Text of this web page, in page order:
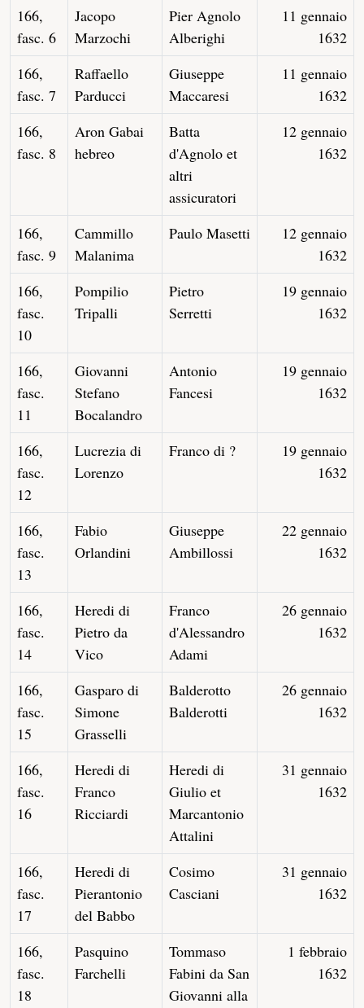
166,
fasc. 6
Jacopo
Marzochi
Pier Agnolo
Alberighi
11 gennaio
1632
166,
fasc. 7
Raffaello
Parducci
Giuseppe
Maccaresi
11 gennaio
1632
166,
fasc. 8
Aron Gabai
hebreo
Batta
d'Agnolo et
altri
assicuratori
12 gennaio
1632
166,
fasc. 9
Cammillo
Malanima
Paulo Masetti
12 gennaio
1632
166,
fasc.
10
Pompilio
Tripalli
Pietro
Serretti
19 gennaio
1632
166,
fasc.
11
Giovanni
Stefano
Bocalandro
Antonio
Fancesi
19 gennaio
1632
166,
fasc.
12
Lucrezia di
Lorenzo
Franco di ?
19 gennaio
1632
166,
fasc.
13
Fabio
Orlandini
Giuseppe
Ambillossi
22 gennaio
1632
166,
fasc.
14
Heredi di
Pietro da
Vico
Franco
d'Alessandro
Adami
26 gennaio
1632
166,
fasc.
15
Gasparo di
Simone
Grasselli
Balderotto
Balderotti
26 gennaio
1632
166,
fasc.
16
Heredi di
Franco
Ricciardi
Heredi di
Giulio et
Marcantonio
Attalini
31 gennaio
1632
166,
fasc.
17
Heredi di
Pierantonio
del Babbo
Cosimo
Casciani
31 gennaio
1632
166,
fasc.
18
Pasquino
Farchelli
Tommaso
Fabini da San
Giovanni alla
1 febbraio
1632